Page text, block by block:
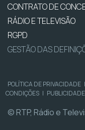
CONTRATO DE
RÁDIO E TELEVISÃO
RGPD
GESTÃO DAS
POLÍTICA DE PRIVACIDADE |
CONDIÇÕES | PUBLICIDADE
© RTP, Rádio e